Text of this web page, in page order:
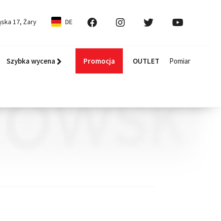
17, Żary DE
Szybka wycena Promocja OUTLET Pomiar